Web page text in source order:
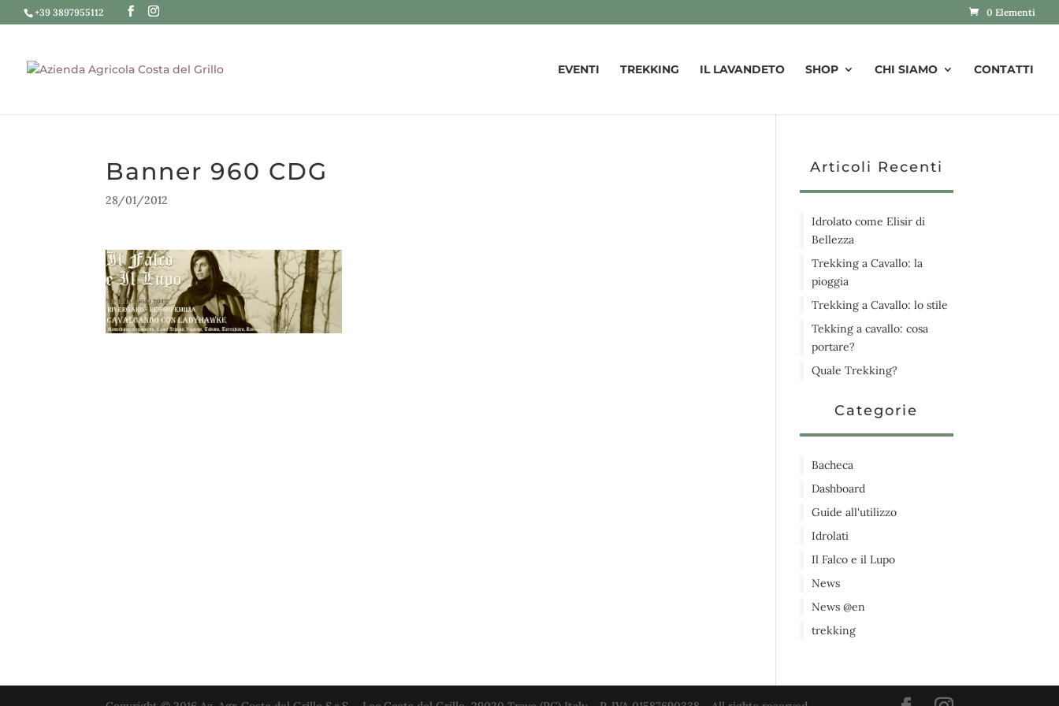
+39 3897955112 0 Elementi
EVENTI TREKKING IL LAVANDETO SHOP CHI SIAMO CONTATTI
Banner 960 CDG
28/01/2012
Articoli Recenti
Idrolato come Elisir di
Bellezza
Trekking a Cavallo: la
pioggia
Trekking a Cavallo: lo stile
Tekking a cavallo: cosa
portare?
Quale Trekking?
Categorie
Bacheca
Dashboard
Guide all'utilizzo
Idrolati
Il Falco e il Lupo
News
News @en
trekking